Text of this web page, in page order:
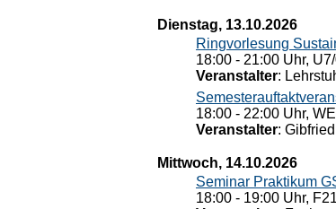
Dienstag, 13.10.2026
Ringvorlesung
18:00 - 21:00 Uhr,
Veranstalter:
18:00 - 22:00 Uhr,
Veranstalter:
Mittwoch, 14.10.2026
Seminar Praktikum
18:00 - 19:00 Uhr,